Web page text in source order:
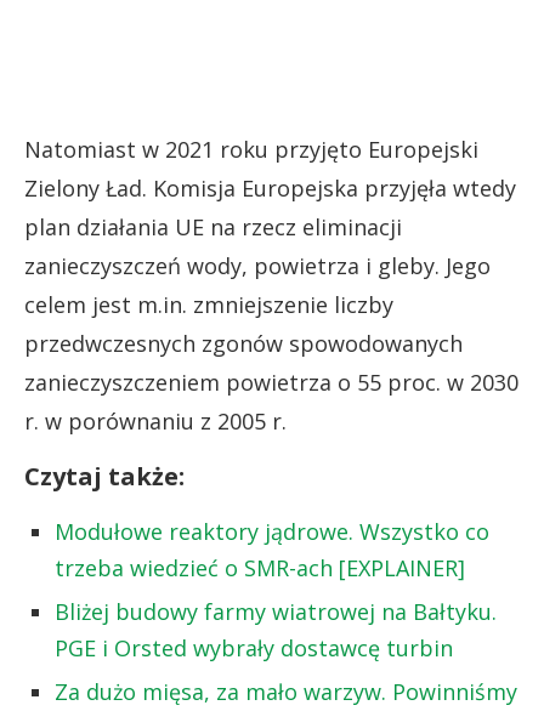
Natomiast w 2021 roku przyjęto Europejski
Zielony Ład. Komisja Europejska przyjęła wtedy
plan działania UE na rzecz eliminacji
zanieczyszczeń wody, powietrza i gleby. Jego
celem jest m.in. zmniejszenie liczby
przedwczesnych zgonów spowodowanych
zanieczyszczeniem powietrza o 55 proc. w 2030
r. w porównaniu z 2005 r.
Czytaj także:
Modułowe reaktory jądrowe. Wszystko co
trzeba wiedzieć o SMR-ach [EXPLAINER]
Bliżej budowy farmy wiatrowej na Bałtyku.
PGE i Orsted wybrały dostawcę turbin
Za dużo mięsa, za mało warzyw. Powinniśmy